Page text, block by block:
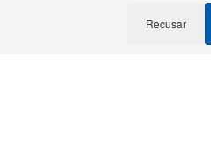
Selos e Certificações- Veja todas as
Recusar